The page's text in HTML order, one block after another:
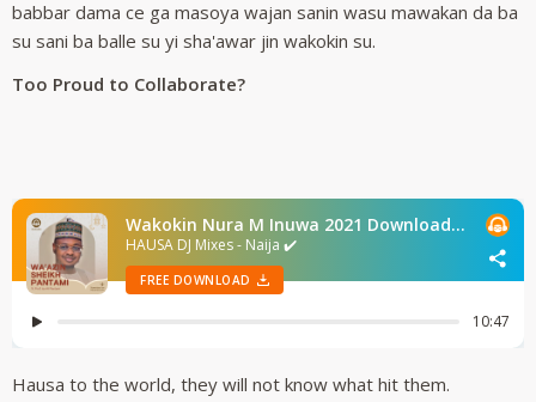
babbar dama ce ga masoya wajan sanin wasu mawakan da ba
su sani ba balle su yi sha'awar jin wakokin su.
Too Proud to Collaborate?
Hausa to the world, they will not know what hit them.